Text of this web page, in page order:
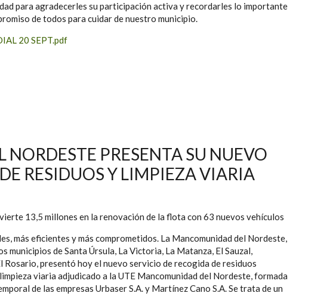
para agradecerles su participación activa y recordarles lo importante
de todos para cuidar de nuestro municipio.
20 SEPT.pdf
EL PROBLEMA DE LA BASURA DISPERSA
PRESENTA SU NUEVO
RESIDUOS Y LIMPIEZA VIARIA
13,5 millones en la renovación de la flota con 63 nuevos vehículos
más eficientes y más comprometidos. La Mancomunidad del Nordeste,
municipios de Santa Úrsula, La Victoria, La Matanza, El Sauzal,
Rosario, presentó hoy el nuevo servicio de recogida de residuos
viaria adjudicado a la UTE Mancomunidad del Nordeste, formada
de las empresas Urbaser S.A. y Martínez Cano S.A. Se trata de un